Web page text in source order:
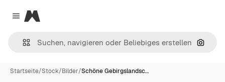
Close menu
Magnific
Nach
Startseite/Stock/Bilder/Schöne Gebirgslandsc…